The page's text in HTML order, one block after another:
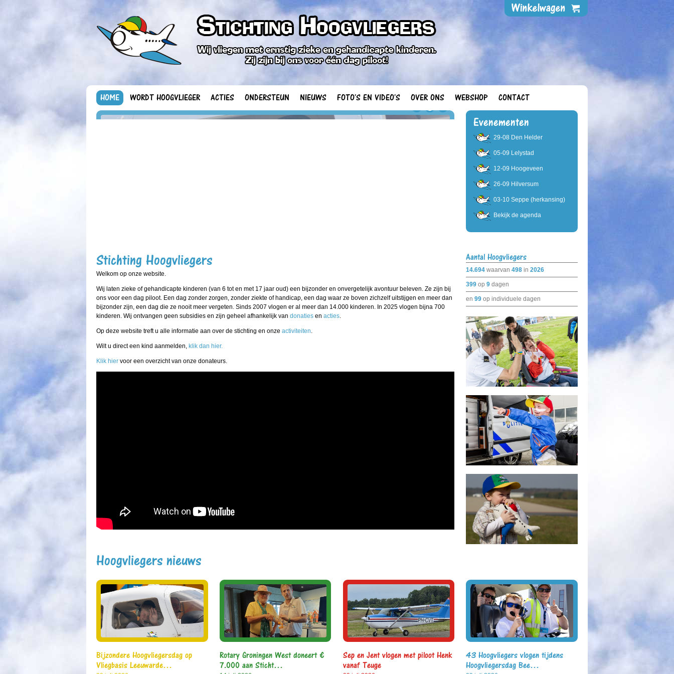
HOME WORDT HOOGVLIEGER ACTIES ONDERSTEUN NIEUWS FOTO'S EN VIDEO'S OVER ONS WEBSHOP CONTACT
Evenementen
29-08 Den Helder
05-09 Lelystad
12-09 Hoogeveen
26-09 Hilversum
03-10 Seppe (herkansing)
Bekijk de agenda
Stichting Hoogvliegers
Welkom op onze website.
Wij laten zieke of gehandicapte kinderen (van 6 tot en met 17 jaar oud) een bijzonder en onvergetelijk avontuur beleven. Ze zijn bij
ons voor een dag piloot. Een dag zonder zorgen, zonder ziekte of handicap, een dag waar ze boven zichzelf uitstijgen en meer dan
bijzonder zijn, een dag die ze nooit meer vergeten. Sinds 2007 vlogen er al meer dan 14.000 kinderen. In 2025 vlogen bijna 700
kinderen. Wij ontvangen geen subsidies en zijn geheel afhankelijk van donaties en acties.
Op deze website treft u alle informatie aan over de stichting en onze activiteiten.
Wilt u direct een kind aanmelden, klik dan hier.
Klik hier voor een overzicht van onze donateurs.
Aantal Hoogvliegers
14.694 waarvan498 in2026
399 op9 dagen
en99 op individuele dagen
Hoogvliegers nieuws
Bijzondere Hoogvliegersdag op
Vliegbasis Leeuwarde…
Rotary Groningen West doneert €
7.000 aan Sticht…
Sep en Jent vlogen met piloot Henk
vanaf Teuge
43 Hoogvliegers vlogen tijdens
Hoogvliegersdag Bee…